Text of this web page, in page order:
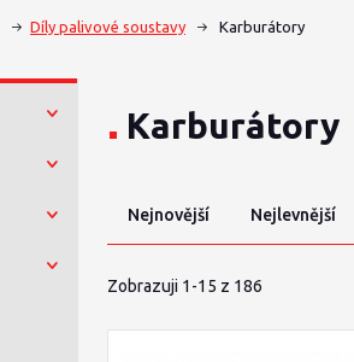
Díly palivové soustavy Karburátory
Karburátory
Nejnovější Nejlevnější
Zobrazuji 1-15 z 186